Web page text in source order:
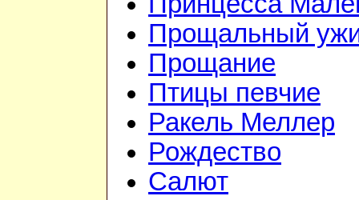
Прощальный
Прощание
Птицы певчие
Ракель Меллер
Рождество
Салют